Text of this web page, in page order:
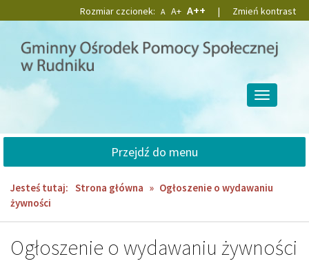
do
treści
do
Rozmiar czcionek:
Domyślna
czcionka
A Większa
czcionka
A+ Największa
czcionka
A++ | Zmień kontrast
Przełącz
nawigację
Przejdź do menu
Jesteś tutaj: Strona główna » Ogłoszenie o wydawaniu
żywności
Ogłoszenie o wydawaniu żywności